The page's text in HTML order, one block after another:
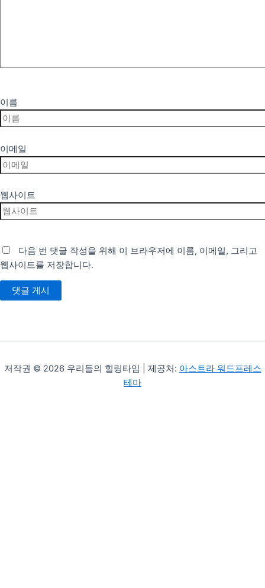
이름
이메일
웹사이트
다음 번 댓글 작성을 위해 이 브라우저에 이름, 이메일, 그리고
웹사이트를 저장합니다.
저작권 © 2026 우리들의 힐링타임 | 제공처: 아스트라 워드프레스
테마